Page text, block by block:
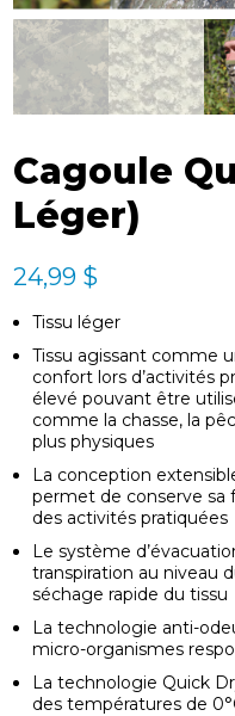
Cagoule
Léger)
24,99 $
Tissu léger
Tissu agissant comme
confort lors d’activités
élevé pouvant être
comme la chasse, la
plus physiques
La conception
permet de conserve sa
des activités pratiquées
Le système
transpiration au niveau
séchage rapide du tissu
La technologie anti-
micro-organismes
La technologie Quick
des températures de